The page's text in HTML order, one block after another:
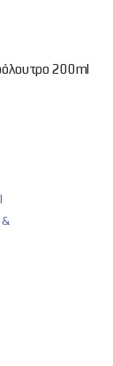
200ml